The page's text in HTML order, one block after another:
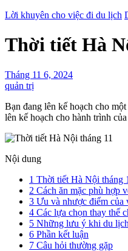
Lời khuyên cho việc đi du lịch
Thời tiết Hà
Tháng 11 6, 2024
quản trị
Bạn đang lên kế hoạch cho một
lên kế hoạch cho hành trình
Nội dung
1 Thời tiết Hà Nội tháng
2 Cách ăn mặc phù hợp
3 Ưu và nhược điểm của
4 Các lựa chọn thay thế
5 Những lưu ý khi du
6 Phần kết luận
7 Câu hỏi thường gặp